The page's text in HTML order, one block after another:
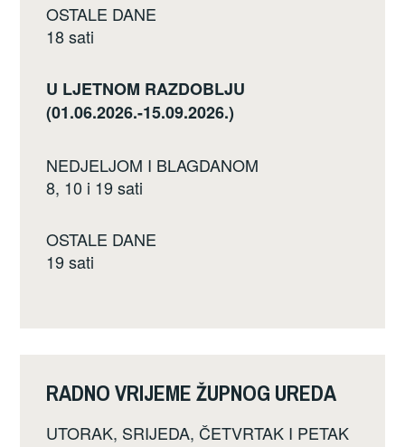
OSTALE DANE
18 sati
U LJETNOM RAZDOBLJU
(01.06.2026.-15.09.2026.)
NEDJELJOM I BLAGDANOM
8, 10 i 19 sati
OSTALE DANE
19 sati
RADNO VRIJEME ŽUPNOG UREDA
UTORAK, SRIJEDA, ČETVRTAK I PETAK